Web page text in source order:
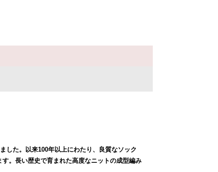
した。以来100年以上にわたり、良質なソック
。長い歴史で育まれた高度なニットの成型編み